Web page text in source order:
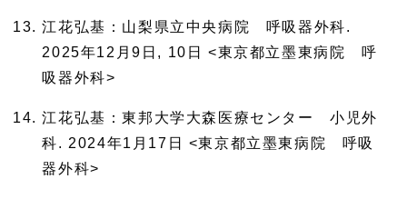
江花弘基：山梨県立中央病院 呼吸器外科.
2025年12月9日, 10日 <東京都立墨東病院 呼
吸器外科>
江花弘基：東邦大学大森医療センター 小児外
科. 2024年1月17日 <東京都立墨東病院 呼吸
器外科>